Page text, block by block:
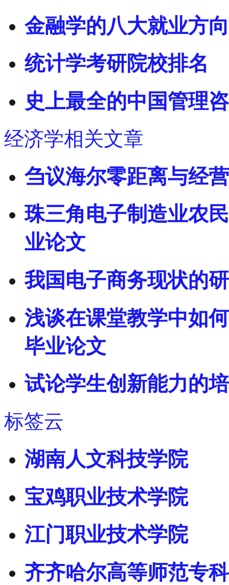
金融学的八大就业方
统计学考研院校排名
史上最全的中国管理
经济学相关文章
刍议海尔零距离与经
珠三角电子制造业农
业论文
我国电子商务现状的
浅谈在课堂教学中如
毕业论文
试论学生创新能力的
标签云
湖南人文科技学院
宝鸡职业技术学院
江门职业技术学院
齐齐哈尔高等师范专